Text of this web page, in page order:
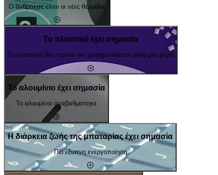
Ο άνθρακας είναι οι νέες θερμίδες
Το πλαστικό έχει σημασία
Το πλαστικό δεν πρέπει να χρησιμοποιείται μόνο μία φορά
Το αλουμίνιο έχει σημασία
Το αλουμίνιο αναβαθμίστηκε
Η διάρκεια ζωής της μπαταρίας έχει σημασία
Πιο έξυπνη ενεργοποίηση